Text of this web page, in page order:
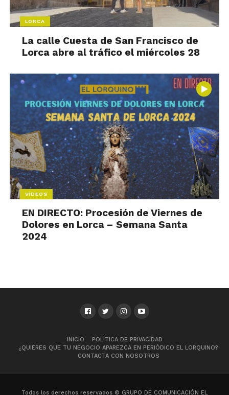
LORCA
La calle Cuesta de San Francisco de
Lorca abre al tráfico el miércoles 28
VÍDEOS
EN DIRECTO: Procesión de Viernes de
Dolores en Lorca – Semana Santa
2024
INICIO
POLÍTICA DE PRIVACIDAD
¿QUIERES QUE TU NEGOCIO APAREZCA EN PERIÓDICO EL LORQUINO?
CONTACTA CON NOSOTROS
Todos los derechos reservados © GRUPO DE COMUNICACIÓN EL